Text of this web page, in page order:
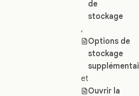
de
stockage
,
Options de
stockage
et
Ouvrir la